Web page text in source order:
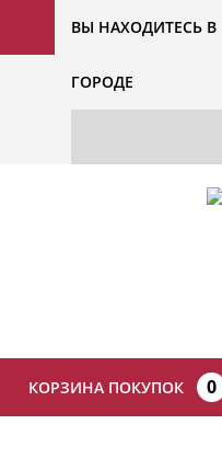
ВЫ НАХОДИТЕСЬ В
ГОРОДЕ
КОРЗИНА ПОКУПОК 0